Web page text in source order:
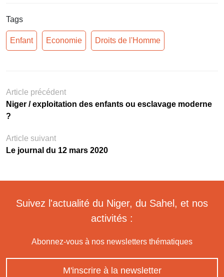
Tags
Enfant Economie Droits de l'Homme
Article précédent
Niger / exploitation des enfants ou esclavage moderne
?
Article suivant
Le journal du 12 mars 2020
Suivez l'actualité du Niger, du Sahel, et nos
activités :
Abonnez-vous à nos newsletters thématiques
M'inscrire à la newsletter